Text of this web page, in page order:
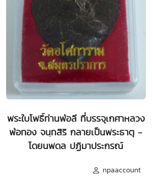
พระใบโพธิ์ท่านพ่อลี ที่บรรจุเกศาหลวง
พ่อทอง จนฺทสิริ กลายเป็นพระธาตุ -
โดยนพดล ปฏิมาประกรณ์
npaaccount